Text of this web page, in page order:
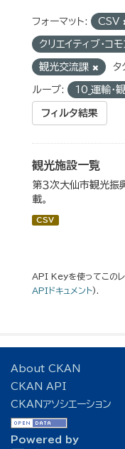
フォーマット: CSV
クリエイティブ・コ
観光交流課 タ
ループ: 10_運輸・
フィルタ結果
観光施設一覧
第３次大仙市観光振
載。
CSV
API Keyを使ってこのレ
APIドキュメント).
About CKAN
CKAN API
CKANアソシエーション
Powered by